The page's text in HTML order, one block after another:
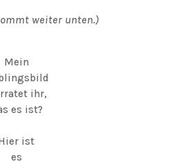
weiter unten.)
Mein
ihr,
es ist?
ist
es